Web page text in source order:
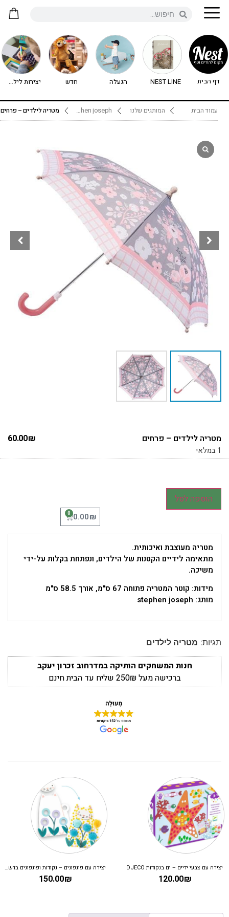
דף הבית NEST LINE הנעלה חדש יצירות לילדים - יצירה לילדים
עמוד הבית המותגים שלנו stephen joseph מטריה לילדים – פרחים
מטריה לילדים – פרחים 60.00₪
1 במלאי
הוספה לסל
0.00₪
0
מטריה מעוצבת ואיכותית.
מתאימה לידיים הקטנות של הילדים, ונפתחת בקלות על-ידי
משיכה.
מידות: קוטר המטריה פתוחה 67 ס"מ, אורך 58.5 ס"מ
מותג: stephen joseph
תגיות: מטריה לילדים
חנות המשחקים הותיקה במדרחוב זכרון יעקב
ברכישה מעל 250₪ שליח עד הבית חינם
יצירה עם צבעי ידיים – ים בנקודות DJECO
120.00₪
יצירה עם פונפונים – נקודות ופונפונים בדשא DJECO
150.00₪